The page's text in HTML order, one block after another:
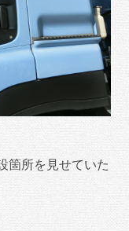
箇所を見せていた